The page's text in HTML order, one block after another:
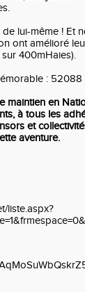
lui-même ! Et
ont amélioré
sur 400mHaies).
:
maintien en
à tous les
et
aventure.
liste.aspx?